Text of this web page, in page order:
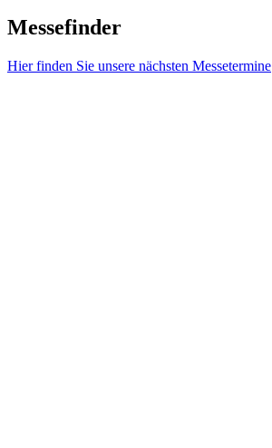
Messefinder
Hier finden Sie unsere nächsten Messetermine